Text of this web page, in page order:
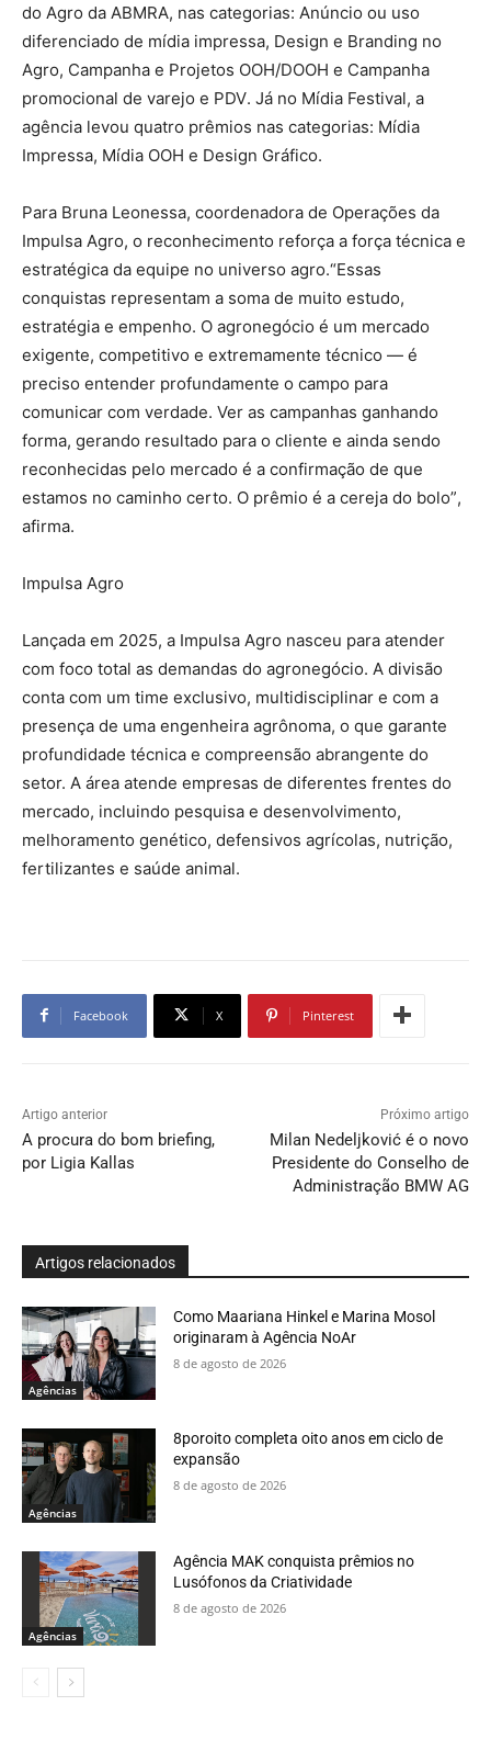
do Agro da ABMRA, nas categorias: Anúncio ou uso
diferenciado de mídia impressa, Design e Branding no
Agro, Campanha e Projetos OOH/DOOH e Campanha
promocional de varejo e PDV. Já no Mídia Festival, a
agência levou quatro prêmios nas categorias: Mídia
Impressa, Mídia OOH e Design Gráfico.
Para Bruna Leonessa, coordenadora de Operações da
Impulsa Agro, o reconhecimento reforça a força técnica e
estratégica da equipe no universo agro.“Essas
conquistas representam a soma de muito estudo,
estratégia e empenho. O agronegócio é um mercado
exigente, competitivo e extremamente técnico — é
preciso entender profundamente o campo para
comunicar com verdade. Ver as campanhas ganhando
forma, gerando resultado para o cliente e ainda sendo
reconhecidas pelo mercado é a confirmação de que
estamos no caminho certo. O prêmio é a cereja do bolo”,
afirma.
Impulsa Agro
Lançada em 2025, a Impulsa Agro nasceu para atender
com foco total as demandas do agronegócio. A divisão
conta com um time exclusivo, multidisciplinar e com a
presença de uma engenheira agrônoma, o que garante
profundidade técnica e compreensão abrangente do
setor. A área atende empresas de diferentes frentes do
mercado, incluindo pesquisa e desenvolvimento,
melhoramento genético, defensivos agrícolas, nutrição,
fertilizantes e saúde animal.
Facebook X Pinterest
Artigo anterior
A procura do bom briefing,
por Ligia Kallas
Próximo artigo
Milan Nedeljković é o novo
Presidente do Conselho de
Administração BMW AG
Artigos relacionados
Agências
Como Maariana Hinkel e Marina Mosol
originaram à Agência NoAr
8 de agosto de 2026
Agências
8poroito completa oito anos em ciclo de
expansão
8 de agosto de 2026
Agências
Agência MAK conquista prêmios no
Lusófonos da Criatividade
8 de agosto de 2026